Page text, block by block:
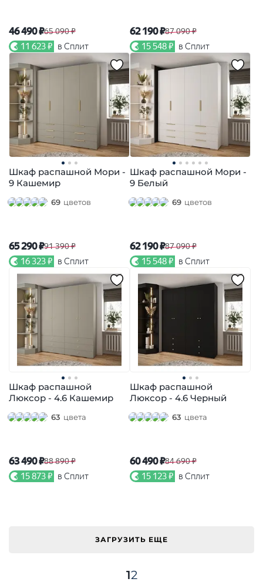
46 490 ₽65 090 ₽
11 623 ₽ в Сплит
62 190 ₽87 090 ₽
15 548 ₽ в Сплит
Шкаф распашной Мори -
9 Кашемир
69 цветов
65 290 ₽91 390 ₽
16 323 ₽ в Сплит
Шкаф распашной Мори -
9 Белый
69 цветов
62 190 ₽87 090 ₽
15 548 ₽ в Сплит
Шкаф распашной
Люксор - 4.6 Кашемир
63 цвета
63 490 ₽88 890 ₽
15 873 ₽ в Сплит
Шкаф распашной
Люксор - 4.6 Черный
63 цвета
60 490 ₽84 690 ₽
15 123 ₽ в Сплит
ЗАГРУЗИТЬ ЕЩЕ
12